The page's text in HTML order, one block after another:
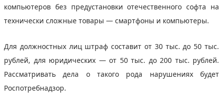
компьютеров без предустановки отечественного софта на
технически сложные товары — смартфоны и компьютеры.
Для должностных лиц штраф составит от 30 тыс. до 50 тыс.
рублей, для юридических — от 50 тыс. до 200 тыс. рублей.
Рассматривать дела о такого рода нарушениях будет
Роспотребнадзор.